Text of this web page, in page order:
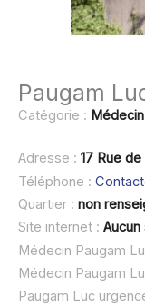
Paugam
Catégorie : Médecin
Adresse : 17 Rue
Téléphone :
Quartier : non
Site internet :
Médecin Paugam
Médecin Paugam
Paugam Luc